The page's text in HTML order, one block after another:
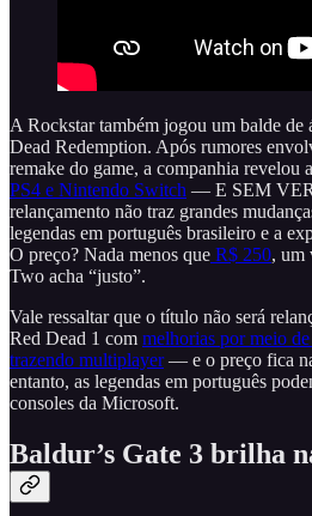
A Rockstar também jogou um balde de
Dead Redemption. Após rumores
remake do game, a companhia revelou
PS4 e Nintendo Switch — E SEM
relançamento não traz grandes
legendas em português brasileiro e a
O preço? Nada menos que R$ 250, um
Two acha “justo”.
Vale ressaltar que o título não será
Red Dead 1 com melhorias por meio
trazendo multiplayer— e o preço fica
entanto, as legendas em português
consoles da Microsoft.
Baldur’s Gate 3 brilha